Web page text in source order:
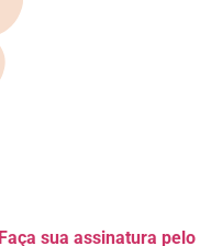
Faça sua assinatura pelo